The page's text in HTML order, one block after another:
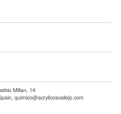
Millan, 14
quimico@acrylicosvallejo.com